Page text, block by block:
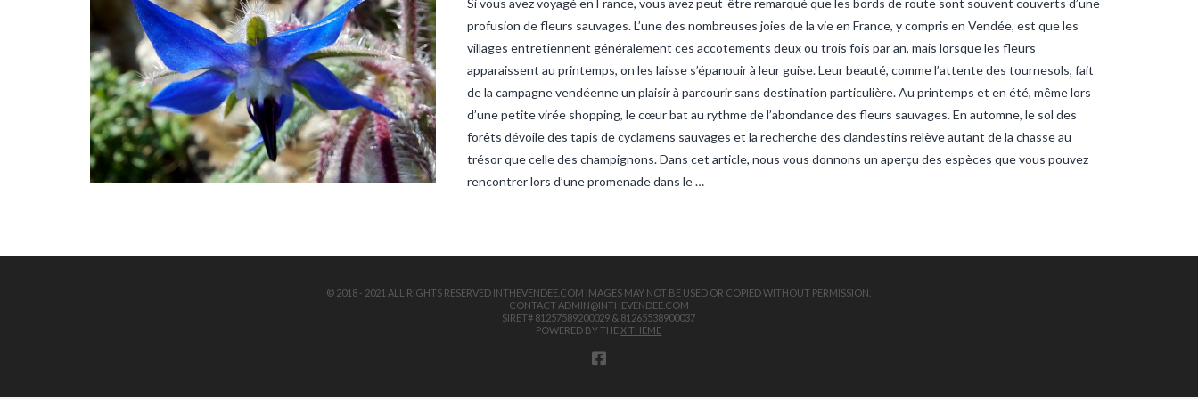
sandre-vendee sardines sardines-
vendee
tanche
tanche-vendee
truite
vendee-pêche
Si vous avez voyagé en France, vous avez peut-être remarqué que les bords de route sont souvent couverts d’une
profusion de fleurs sauvages. L’une des nombreuses joies de la vie en France, y compris en Vendée, est que les
villages entretiennent généralement ces accotements deux ou trois fois par an, mais lorsque les fleurs
apparaissent au printemps, on les laisse s’épanouir à leur guise. Leur beauté, comme l’attente des tournesols, fait
de la campagne vendéenne un plaisir à parcourir sans destination particulière. Au printemps et en été, même lors
d’une petite virée shopping, le cœur bat au rythme de l’abondance des fleurs sauvages. En automne, le sol des
forêts dévoile des tapis de cyclamens sauvages et la recherche des clandestins relève autant de la chasse au
trésor que celle des champignons. Dans cet article, nous vous donnons un aperçu des espèces que vous pouvez
rencontrer lors d’une promenade dans le …
© 2018 - 2021 ALL RIGHTS RESERVED INTHEVENDEE.COM IMAGES MAY NOT BE USED OR COPIED WITHOUT PERMISSION.
CONTACT ADMIN@INTHEVENDEE.COM
SIRET# 81257589200029 & 81265538900037
POWERED BY THEX THEME